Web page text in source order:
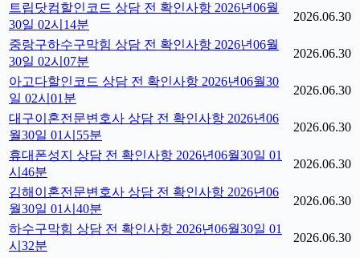
트립닷컴할인코드 상담 전 확인사항 2026년06월
30일 02시14분
2026.06.30
중랑구하수구막힘 상담 전 확인사항 2026년06월
30일 02시07분
2026.06.30
아고다할인코드 상담 전 확인사항 2026년06월30
일 02시01분
2026.06.30
대구이혼전문변호사 상담 전 확인사항 2026년06
월30일 01시55분
2026.06.30
휴대폰성지 상담 전 확인사항 2026년06월30일 01
시46분
2026.06.30
김해이혼전문변호사 상담 전 확인사항 2026년06
월30일 01시40분
2026.06.30
하수구막힘 상담 전 확인사항 2026년06월30일 01
시32분
2026.06.30